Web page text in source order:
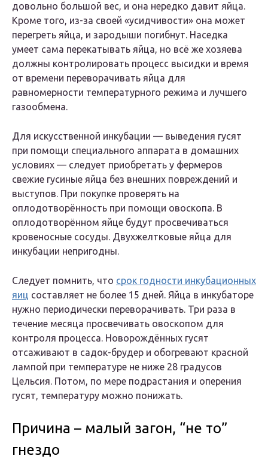
довольно большой вес, и она нередко давит яйца.
Кроме того, из-за своей «усидчивости» она может
перегреть яйца, и зародыши погибнут. Наседка
умеет сама перекатывать яйца, но всё же хозяева
должны контролировать процесс высидки и время
от времени переворачивать яйца для
равномерности температурного режима и лучшего
газообмена.
Для искусственной инкубации — выведения гусят
при помощи специального аппарата в домашних
условиях — следует приобретать у фермеров
свежие гусиные яйца без внешних повреждений и
выступов. При покупке проверять на
оплодотворённость при помощи овоскопа. В
оплодотворённом яйце будут просвечиваться
кровеносные сосуды. Двухжелтковые яйца для
инкубации непригодны.
Следует помнить, что срок годности инкубационных
яиц составляет не более 15 дней. Яйца в инкубаторе
нужно периодически переворачивать. Три раза в
течение месяца просвечивать овоскопом для
контроля процесса. Новорождённых гусят
отсаживают в садок-брудер и обогревают красной
лампой при температуре не ниже 28 градусов
Цельсия. Потом, по мере подрастания и оперения
гусят, температуру можно понижать.
Причина – малый загон, “не то”
гнездо